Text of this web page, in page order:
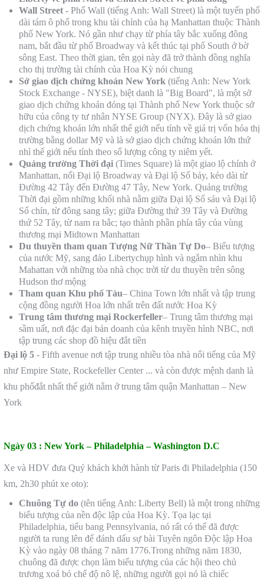
Wall Street - Phố Wall (tiếng Anh: Wall Street) là một tuyến phố
dài tám ô phố trong khu tài chính của hạ Manhattan thuộc Thành
phố New York. Nó gần như chạy từ phía tây bắc xuống đông
nam, bắt đầu từ phố Broadway và kết thúc tại phố South ở bờ
sông East. Theo thời gian, tên gọi này đã trở thành đồng nghĩa
cho thị trường tài chính của Hoa Kỳ nói chung
Sở giao dịch chứng khoán New York (tiếng Anh: New York
Stock Exchange - NYSE), biệt danh là "Big Board", là một sở
giao dịch chứng khoán đóng tại Thành phố New York thuộc sở
hữu của công ty tư nhân NYSE Group (NYX). Đây là sở giao
dịch chứng khoán lớn nhất thế giới nếu tính về giá trị vốn hóa thị
trường bằng dollar Mỹ và là sở giao dịch chứng khoán lớn thứ
nhì thế giới nếu tính theo số lượng công ty niêm yết.
Quảng trường Thời đại (Times Square) là một giao lộ chính ở
Manhattan, nối Đại lộ Broadway và Đại lộ Số bảy, kéo dài từ
Đường 42 Tây đến Đường 47 Tây, New York. Quảng trường
Thời đại gồm những khối nhà nằm giữa Đại lộ Số sáu và Đại lộ
Số chín, từ đông sang tây; giữa Đường thứ 39 Tây và Đường
thứ 52 Tây, từ nam ra bắc; tạo thành phần phía tây của vùng
thương mại Midtown Manhattan
Du thuyền tham quan Tượng Nữ Thần Tự Do– Biểu tượng
của nước Mỹ, sang đảo Libertychụp hình và ngắm nhìn khu
Mahattan với những tòa nhà chọc trời từ du thuyền trên sông
Hudson thơ mộng
Tham quan Khu phố Tàu– China Town lớn nhất và tập trung
cộng đồng người Hoa lớn nhất trên đất nước Hoa Kỳ
Trung tâm thương mại Rockerfeller– Trung tâm thương mại
sầm uất, nơi đặc đại bản doanh của kênh truyền hình NBC, nơi
tập trung các shop đồ hiệu đắt tiền
Đại lộ 5 - Fifth avenue nơi tập trung nhiều tòa nhà nổi tiếng của Mỹ
như Empire State, Rockefeller Center ... và còn được mệnh danh là
khu phốđắt nhất thế giới nằm ở trung tâm quận Manhattan – New
York
Ngày 03 : New York – Philadelphia – Washington D.C
Xe và HDV đưa Quý khách khởi hành từ Paris đi Philadelphia (150
km, 2h30 phút xe oto):
Chuông Tự do (tên tiếng Anh: Liberty Bell) là một trong những
biểu tượng của nền độc lập của Hoa Kỳ. Tọa lạc tại
Philadelphia, tiểu bang Pennsylvania, nó rất có thể đã được
người ta rung lên để đánh dấu sự bài Tuyên ngôn Độc lập Hoa
Kỳ vào ngày 08 tháng 7 năm 1776.Trong những năm 1830,
chuông đã được chọn làm biểu tượng của các hội theo chủ
trương xoá bỏ chế độ nô lệ, những người gọi nó là chiếc